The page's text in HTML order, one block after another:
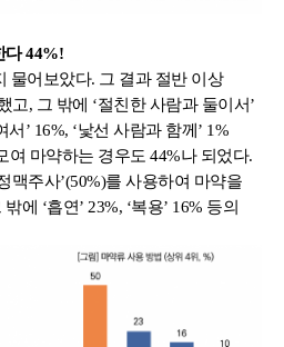
다 44%!
물어보았다. 그 결과 절반 이상
고, 그 밖에 ‘절친한 사람과 둘이서’
’ 16%, ‘낯선 사람과 함께’ 1%
여 마약하는 경우도 44%나 되었다.
맥주사’(50%)를 사용하여 마약을
에 ‘흡연’ 23%, ‘복용’ 16% 등의